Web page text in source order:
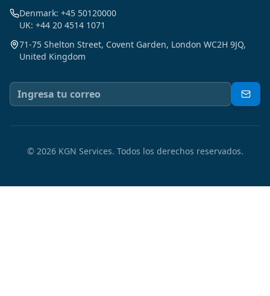
Denmark: +45 50120000
UK: +44 20 4514 1071
71-75 Shelton Street, Covent Garden, London WC2H 9JQ,
United Kingdom
© 2026KGN Services. Todos los derechos reservados.